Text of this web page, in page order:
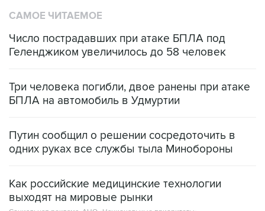
САМОЕ ЧИТАЕМОЕ
Число пострадавших при атаке БПЛА под
Геленджиком увеличилось до 58 человек
Три человека погибли, двое ранены при атаке
БПЛА на автомобиль в Удмуртии
Путин сообщил о решении сосредоточить в
одних руках все службы тыла Минобороны
Как российские медицинские технологии
выходят на мировые рынки